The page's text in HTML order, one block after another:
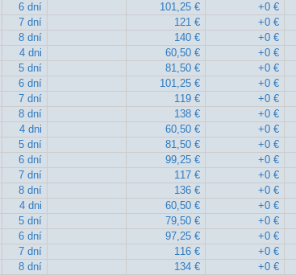
6 dní 101,25 €
+0 €
7 dní 121 €
+0 €
8 dní 140 €
+0 €
4 dni 60,50 €
+0 €
5 dní 81,50 €
+0 €
6 dní 101,25 €
+0 €
7 dní 119 €
+0 €
8 dní 138 €
+0 €
4 dni 60,50 €
+0 €
5 dní 81,50 €
+0 €
6 dní 99,25 €
+0 €
7 dní 117 €
+0 €
8 dní 136 €
+0 €
4 dni 60,50 €
+0 €
5 dní 79,50 €
+0 €
6 dní 97,25 €
+0 €
7 dní 116 €
+0 €
8 dní 134 €
+0 €